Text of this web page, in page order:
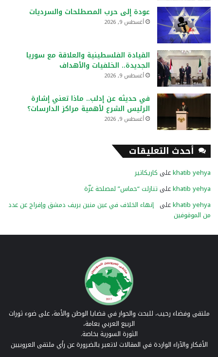
عودة إلى حرب المصطلحات والسرديات
أغسطس 9, 2026
القيادة الفلسطينية والعلاقة مع سوريا
الجديدة.. الخلفيات والأهداف
أغسطس 9, 2026
في حديثه عن إدلب.. ماذا تعني إشارة
الرئيس الشرع لأهمية مراكز الدارسات؟
أغسطس 9, 2026
أحدث التعليقات
khatib yehyaعلى كاريكاتير
khatib yehyaعلى تنازلت “حماس” لمصلحة غزّة
khatib yehyaعلى إنهاء الخلاف في عين منين بريف دمشق وإفراج عن عدد
من الموقوفين
ملتقى وفضاء رحيب، للبحث والحوار في قضايا الوطن والأمة، على ضوء ثورات
الربيع العربي بعامة،
الثورة السورية بخاصة.
الأفكار والآراء الواردة في المقالات لاتعبر بالضرورة عن رأي ملتقى العروبيين